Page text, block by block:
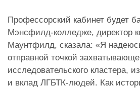
Профессорский кабинет будет
Мэнсфилд-колледже, директор
Маунтфилд, сказала: «Я
отправной точкой
исследовательского кластера,
и вклад ЛГБТК-людей. Как